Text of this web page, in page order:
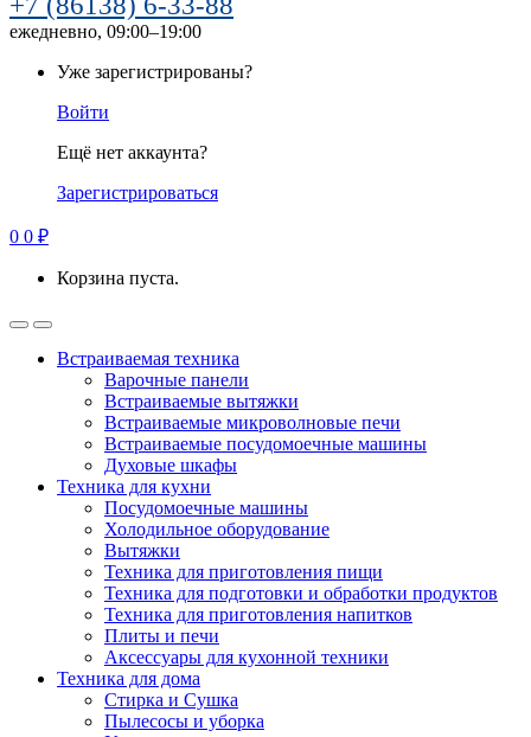
ежедневно, 09:00–19:00
Уже зарегистрированы?
Войти
Ещё нет аккаунта?
Зарегистрироваться
0 0 ₽
Корзина пуста.
Встраиваемая техника
Варочные панели
Встраиваемые вытяжки
Встраиваемые микроволновые печи
Встраиваемые посудомоечные машины
Духовые шкафы
Техника для кухни
Посудомоечные машины
Холодильное оборудование
Вытяжки
Техника для приготовления пищи
Техника для подготовки и обработки продуктов
Техника для приготовления напитков
Плиты и печи
Аксессуары для кухонной техники
Техника для дома
Стирка и Сушка
Пылесосы и уборка